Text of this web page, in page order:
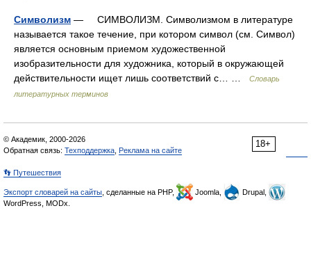
Символизм — СИМВОЛИЗМ. Символизмом в литературе
называется такое течение, при котором символ (см. Символ)
является основным приемом художественной
изобразительности для художника, который в окружающей
действительности ищет лишь соответствий с… …
Словарь
литературных терминов
18+
© Академик, 2000-2026
Обратная связь: Техподдержка Реклама на сайте
👣 Путешествия
Экспорт словарей на сайты , сделанные на PHP, Joomla,
Drupal,
WordPress, MODx.